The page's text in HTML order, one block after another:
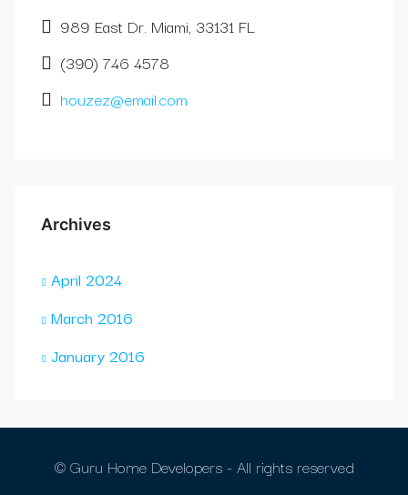
989 East Dr. Miami, 33131 FL
(390) 746 4578
houzez@email.com
Archives
April 2024
March 2016
January 2016
© Guru Home Developers - All rights reserved